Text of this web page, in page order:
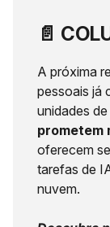
📄 ️
A próxima
pessoais já
unidades
prometem
oferecem
tarefas de
nuvem.